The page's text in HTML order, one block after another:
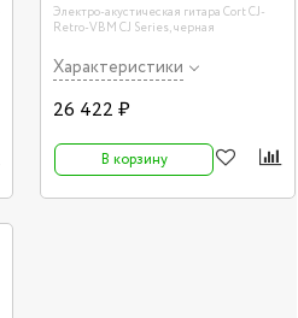
Электро-акустическая гитара Cort CJ-
Retro-VBM CJ Series, черная
Характеристики
26 422 ₽
В корзину